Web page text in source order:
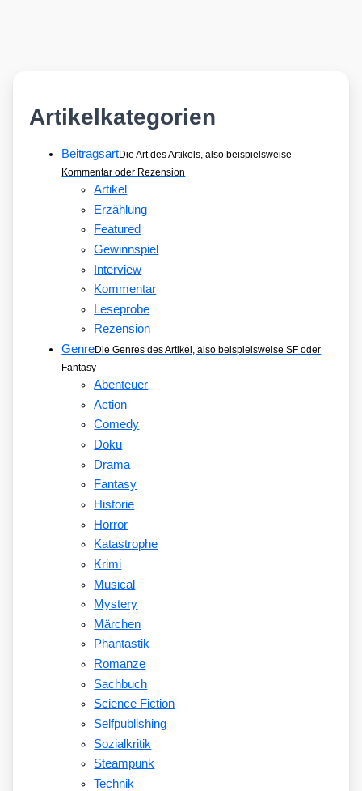
Artikelkategorien
BeitragsartDie Art des Artikels, also beispielsweise
Kommentar oder Rezension
Artikel
Erzählung
Featured
Gewinnspiel
Interview
Kommentar
Leseprobe
Rezension
GenreDie Genres des Artikel, also beispielsweise SF oder
Fantasy
Abenteuer
Action
Comedy
Doku
Drama
Fantasy
Historie
Horror
Katastrophe
Krimi
Musical
Mystery
Märchen
Phantastik
Romanze
Sachbuch
Science Fiction
Selfpublishing
Sozialkritik
Steampunk
Technik